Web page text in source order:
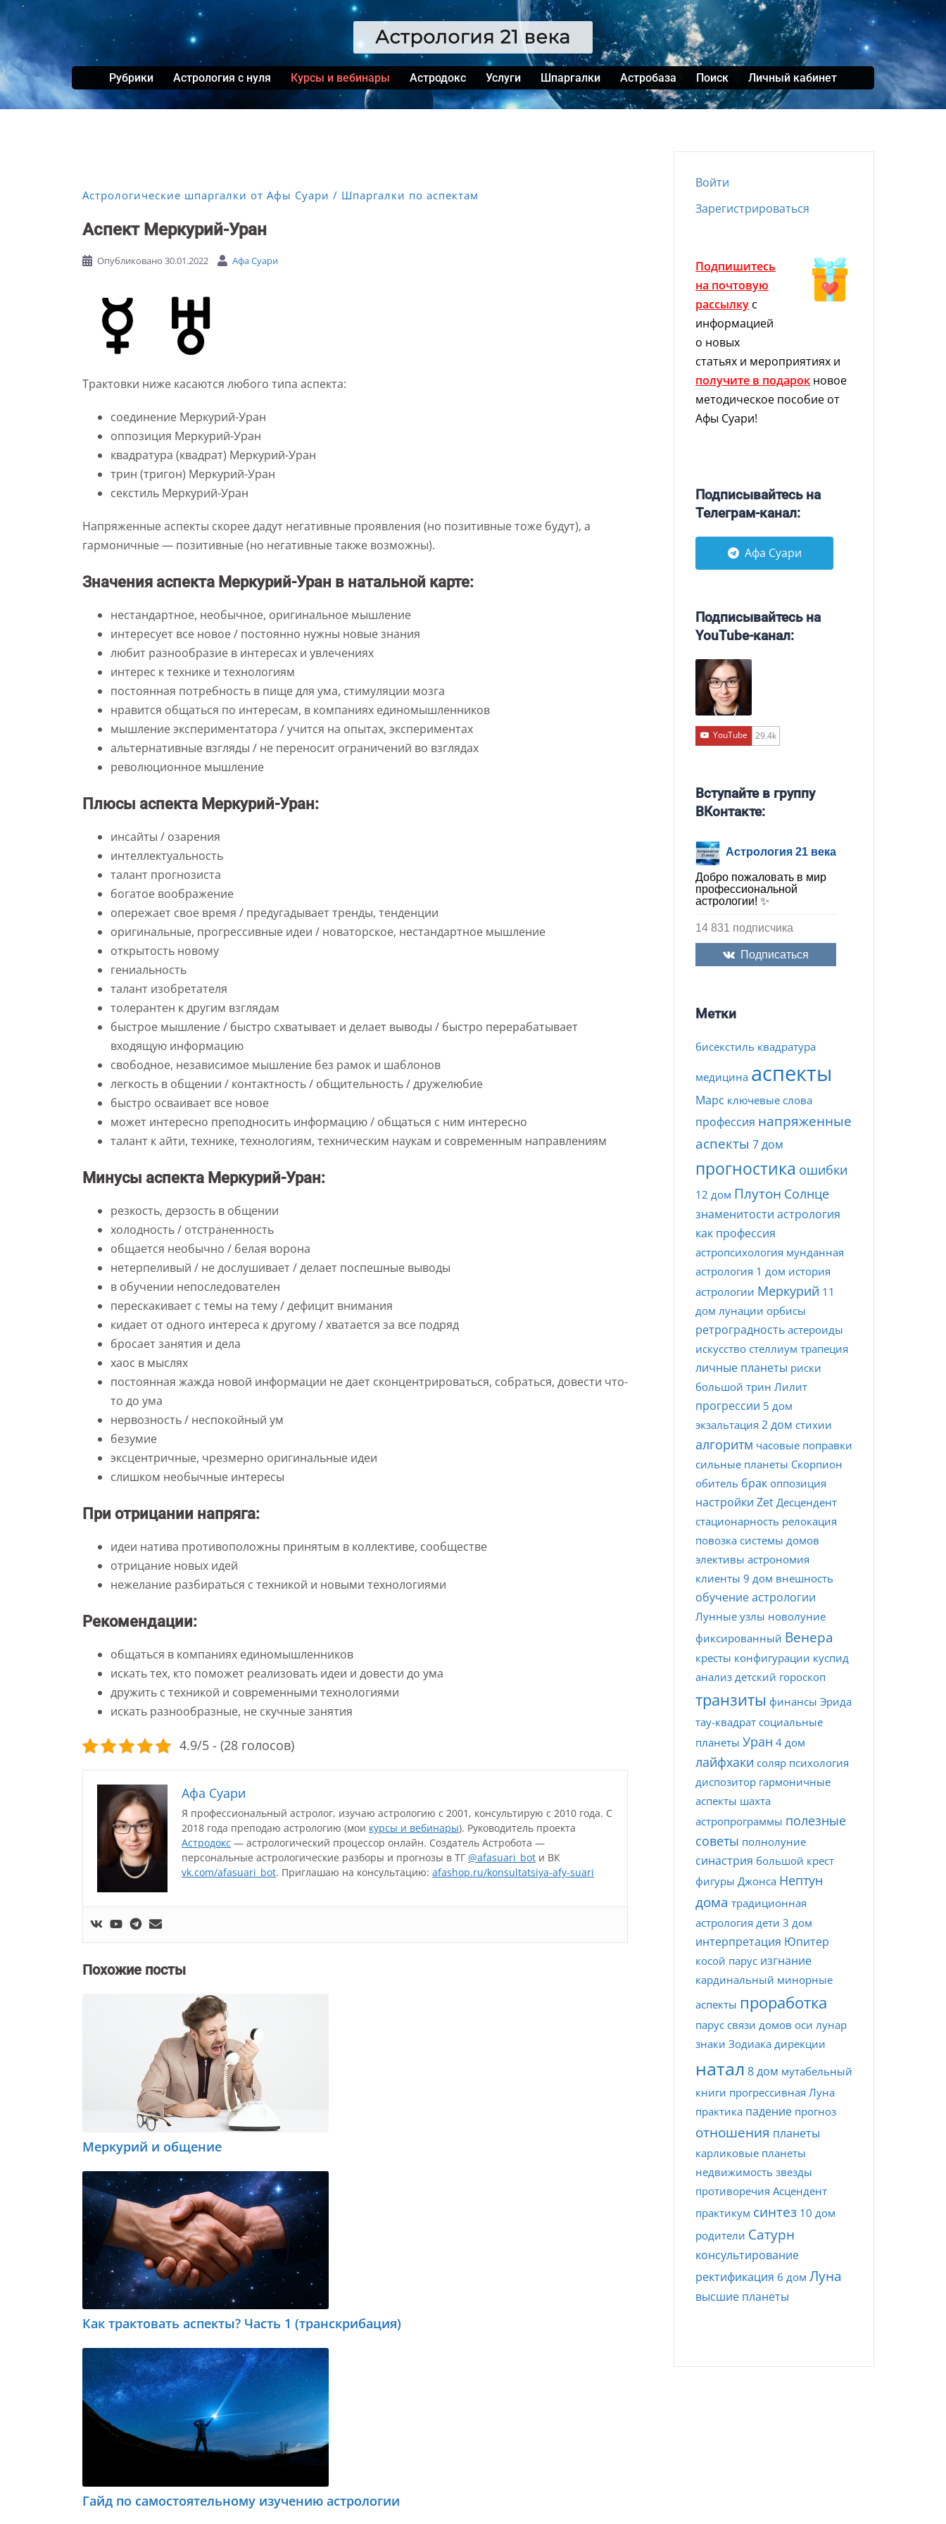
Перейти
содержимому
Рубрики Астрология с нуля Курсы и вебинары Астродокс Услуги Шпаргалки Астробаза Поиск Личный кабинет
Астрологические шпаргалки от Афы Суари Шпаргалки по аспектам
Аспект Меркурий-Уран
Опубликовано 30.01.2022 Афа Суари
Трактовки ниже касаются любого типа аспекта:
соединение Меркурий-Уран
оппозиция Меркурий-Уран
квадратура (квадрат) Меркурий-Уран
трин (тригон) Меркурий-Уран
секстиль Меркурий-Уран
Напряженные аспекты скорее дадут негативные проявления (но позитивные тоже будут), а
гармоничные — позитивные (но негативные также возможны).
Значения аспекта Меркурий-Уран в натальной карте:
нестандартное, необычное, оригинальное мышление
интересует все новое / постоянно нужны новые знания
любит разнообразие в интересах и увлечениях
интерес к технике и технологиям
постоянная потребность в пище для ума, стимуляции мозга
нравится общаться по интересам, в компаниях единомышленников
мышление экспериментатора / учится на опытах, экспериментах
альтернативные взгляды / не переносит ограничений во взглядах
революционное мышление
Плюсы аспекта Меркурий-Уран:
инсайты / озарения
интеллектуальность
талант прогнозиста
богатое воображение
опережает свое время / предугадывает тренды, тенденции
оригинальные, прогрессивные идеи / новаторское, нестандартное мышление
открытость новому
гениальность
талант изобретателя
толерантен к другим взглядам
быстрое мышление / быстро схватывает и делает выводы / быстро перерабатывает
входящую информацию
свободное, независимое мышление без рамок и шаблонов
легкость в общении / контактность / общительность / дружелюбие
быстро осваивает все новое
может интересно преподносить информацию / общаться с ним интересно
талант к айти, технике, технологиям, техническим наукам и современным направлениям
Минусы аспекта Меркурий-Уран:
резкость, дерзость в общении
холодность / отстраненность
общается необычно / белая ворона
нетерпеливый / не дослушивает / делает поспешные выводы
в обучении непоследователен
перескакивает с темы на тему / дефицит внимания
кидает от одного интереса к другому / хватается за все подряд
бросает занятия и дела
хаос в мыслях
постоянная жажда новой информации не дает сконцентрироваться, собраться, довести что-
то до ума
нервозность / неспокойный ум
безумие
эксцентричные, чрезмерно оригинальные идеи
слишком необычные интересы
При отрицании напряга:
идеи натива противоположны принятым в коллективе, сообществе
отрицание новых идей
нежелание разбираться с техникой и новыми технологиями
Рекомендации:
общаться в компаниях единомышленников
искать тех, кто поможет реализовать идеи и довести до ума
дружить с техникой и современными технологиями
искать разнообразные, не скучные занятия
4.9/5 - (28 голосов)
Афа Суари
Я профессиональный астролог, изучаю астрологию с 2001, консультирую с 2010 года. С
2018 года преподаю астрологию (мои курсы и вебинары). Руководитель проекта
Астродокс — астрологический процессор онлайн. Создатель Астробота —
персональные астрологические разборы и прогнозы в ТГ @afasuari_bot и ВК
vk.com/afasuari_bot. Приглашаю на консультацию: afashop.ru/konsultatsiya-afy-suari
Похожие посты
Меркурий и общение
Как трактовать аспекты? Часть 1 (транскрибация)
Гайд по самостоятельному изучению астрологии
Войти
Зарегистрироваться
Подпишитесь
на почтовую
рассылку с
информацией
о новых
статьях и мероприятиях и
получите в подарок новое
методическое пособие от
Афы Суари!
Подписывайтесь на
Телеграм-канал:
Афа Суари
Подписывайтесь на
YouTube-канал:
YouTube 29.4k
Вступайте в группу
ВКонтакте:
Астрология 21 века
Добро пожаловать в мир
профессиональной
астрологии! ✨
14 831 подписчика
Подписаться
Метки
бисекстиль квадратура
медицина аспекты
Марс ключевые слова
профессия напряженные
аспекты 7 дом
прогностика ошибки
12 дом Плутон Солнце
знаменитости астрология
как профессия
астропсихология мунданная
астрология 1 дом история
астрологии Меркурий 11
дом лунации орбисы
ретроградность астероиды
искусство стеллиум трапеция
личные планеты риски
большой трин Лилит
прогрессии 5 дом
экзальтация 2 дом стихии
алгоритм часовые поправки
сильные планеты Скорпион
обитель брак оппозиция
настройки Zet Десцендент
стационарность релокация
повозка системы домов
элективы астрономия
клиенты 9 дом внешность
обучение астрологии
Лунные узлы новолуние
фиксированный Венера
кресты конфигурации куспид
анализ детский гороскоп
транзиты финансы Эрида
тау-квадрат социальные
планеты Уран 4 дом
лайфхаки соляр психология
диспозитор гармоничные
аспекты шахта
астропрограммы полезные
советы полнолуние
синастрия большой крест
фигуры Джонса Нептун
дома традиционная
астрология дети 3 дом
интерпретация Юпитер
косой парус изгнание
кардинальный минорные
аспекты проработка
парус связи домов оси лунар
знаки Зодиака дирекции
натал 8 дом мутабельный
книги прогрессивная Луна
практика падение прогноз
отношения планеты
карликовые планеты
недвижимость звезды
противоречия Асцендент
практикум синтез 10 дом
родители Сатурн
консультирование
ректификация 6 дом Луна
высшие планеты